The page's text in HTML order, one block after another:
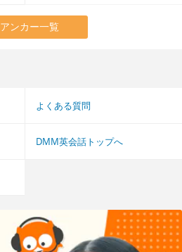
アンカー一覧
よくある質問
DMM英会話トップへ